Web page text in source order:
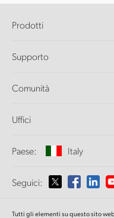
Prodotti
DaVinci Resolve e Fusion
Ultimatte
Acquisizione e riproduzione
Conversione di standard
Monitoraggio
Archiviazione in rete
Supporto
Centro assistenza
Comunità
Uffici
Chi siamo
Media
Paese: Italy
Seleziona un Paese
Seguici:
Tutti gli elementi su questo sito